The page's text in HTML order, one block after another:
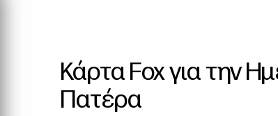
Κάρτα Fox για την
Πατέρα